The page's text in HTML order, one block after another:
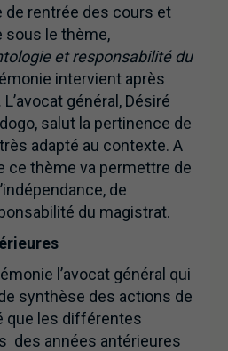
de rentrée des cours et
sous le thème,
et responsabilité du
intervient après
. L’avocat général, Désiré
salut la pertinence de
adapté au contexte. A
ce thème va permettre de
de
du magistrat.
l’avocat général qui
synthèse des actions de
que les différentes
des années antérieures